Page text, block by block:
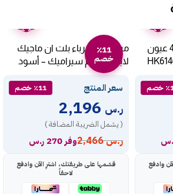
مسطح كهرباء بلت ان 4 عيون
وادفع
٪11
خصم
مسطح كهرباء بلت ان ماجيك
لاين 77 سم سيراميك – أسود
MH7 V4 S
سعر المنتج ٪11 خصم
ر.س
( يشمل الضريبة المضافة )
ر.س2,466 وفر 270 ر.س
قسّمها على طريقتك، اشترِ الآن وادفع
لاحقاً